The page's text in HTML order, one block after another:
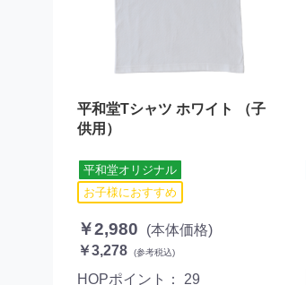
平和堂Tシャツ ホワイト （子
供用）
平和堂オリジナル
お子様におすすめ
￥2,980
(本体価格)
￥3,278
(参考税込)
HOPポイント： 29